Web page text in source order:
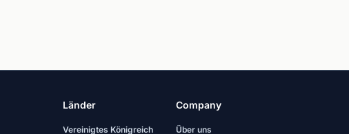
Länder
Vereinigtes Königreich
Company
Über uns